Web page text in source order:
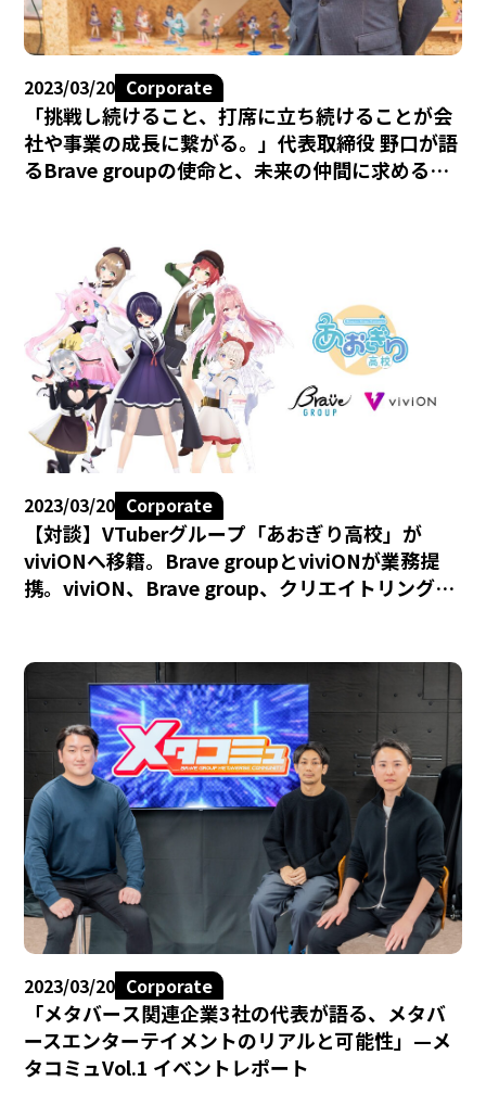
2023/03/20 Corporate
「挑戦し続けること、打席に立ち続けることが会
社や事業の成長に繋がる。」代表取締役 野口が語
るBrave groupの使命と、未来の仲間に求めるこ
2023/03/20 Corporate
【対談】VTuberグループ「あおぎり高校」が
viviONへ移籍。Brave groupとviviONが業務提
携。viviON、Brave group、クリエイトリング、
2023/03/20 Corporate
「メタバース関連企業3社の代表が語る、メタバ
ースエンターテイメントのリアルと可能性」—メ
タコミュVol.1 イベントレポート